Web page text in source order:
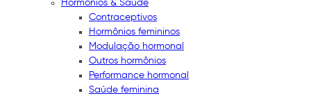
Hormônios & Saúde
Contraceptivos
Hormônios femininos
Modulação hormonal
Outros hormônios
Performance hormonal
Saúde feminina